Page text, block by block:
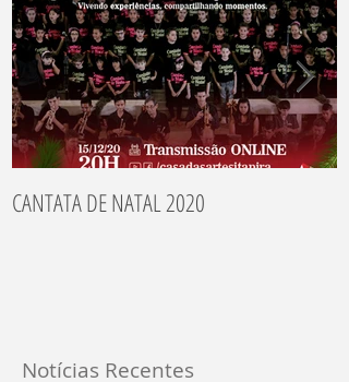
CANTATA DE NATAL 2020
Notícias Recentes